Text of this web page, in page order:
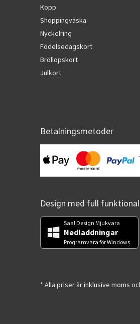
Kopp
Shoppingväska
Nyckelring
Födelsedagskort
Bröllopskort
Julkort
Betalningsmetoder
Design med full
Saal Design Mjukvara
Nedladdningar
Programvara för Windows
* Alla priser är inklusive moms